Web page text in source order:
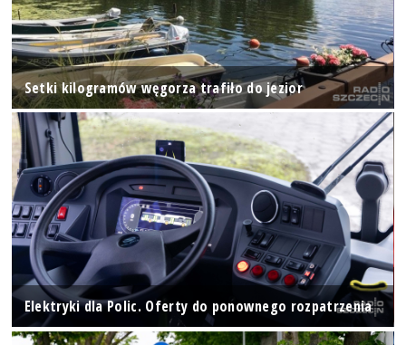
Setki kilogramów węgorza trafiło do jezior
Elektryki dla Polic. Oferty do ponownego rozpatrzenia